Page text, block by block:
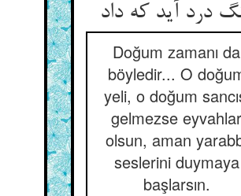
درد آید که داد
Doğum zamanı da
böyledir... O
yeli, o doğum
gelmezse eyvahlar
olsun, aman
seslerini duymaya
başlarsın.